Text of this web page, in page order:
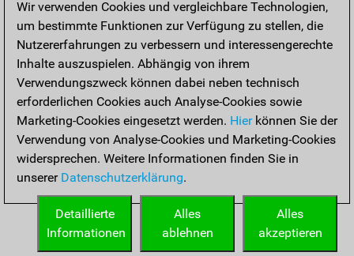
Startseite
Wir verwenden Cookies und vergleichbare Technologien,
um bestimmte Funktionen zur Verfügung zu stellen, die
Nutzererfahrungen zu verbessern und interessengerechte
Inhalte auszuspielen. Abhängig von ihrem
Verwendungszweck können dabei neben technisch
erforderlichen Cookies auch Analyse-Cookies sowie
Marketing-Cookies eingesetzt werden. Hierkönnen Sie der
Verwendung von Analyse-Cookies und Marketing-Cookies
widersprechen. Weitere Informationen finden Sie in
unserer Datenschutzerklärung.
Alles
akzeptieren
Alles
ablehnen
Detaillierte
Informationen